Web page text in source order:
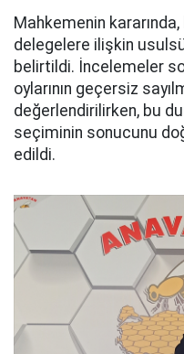
Mahkemenin
delegelere ilişkin
belirtildi. İncelemeler
oylarının geçersiz
değerlendirilirken, bu
seçiminin sonucunu
edildi.